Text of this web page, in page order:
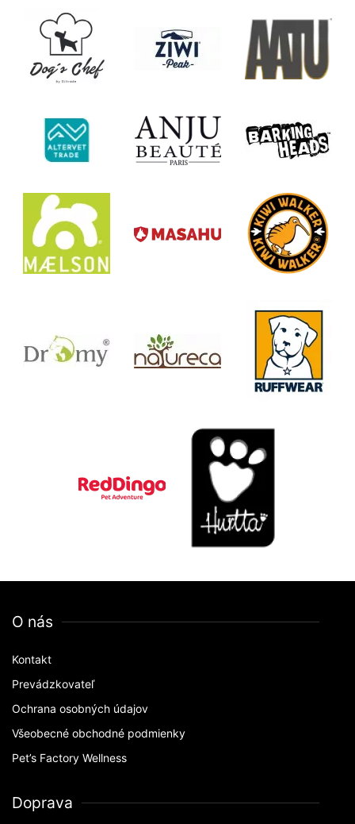
O nás
Kontakt
Prevádzkovateľ
Ochrana osobných údajov
Všeobecné obchodné podmienky
Pet’s Factory Wellness
Doprava